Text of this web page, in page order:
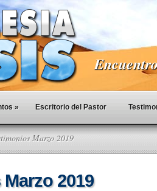
» Escritorio del Pastor
Marzo 2019
2019